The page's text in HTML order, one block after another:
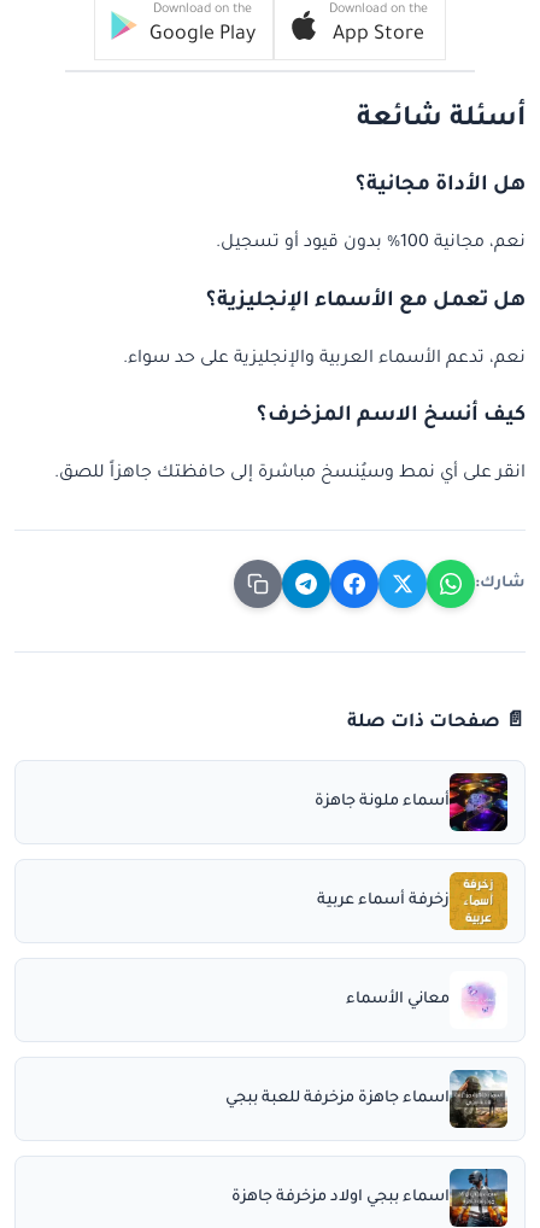
Download on the
App Store
Download on the
Google Play
أسئلة شائعة
هل الأداة مجانية؟
نعم، مجانية 100% بدون قيود أو تسجيل.
هل تعمل مع الأسماء الإنجليزية؟
نعم، تدعم الأسماء العربية والإنجليزية على حد سواء.
كيف أنسخ الاسم المزخرف؟
انقر على أي نمط وسيُنسخ مباشرة إلى حافظتك جاهزاً للصق.
شارك:
📄 صفحات ذات صلة
أسماء ملونة جاهزة
زخرفة أسماء عربية
معاني الأسماء
اسماء جاهزة مزخرفة للعبة ببجي
اسماء ببجي اولاد مزخرفة جاهزة